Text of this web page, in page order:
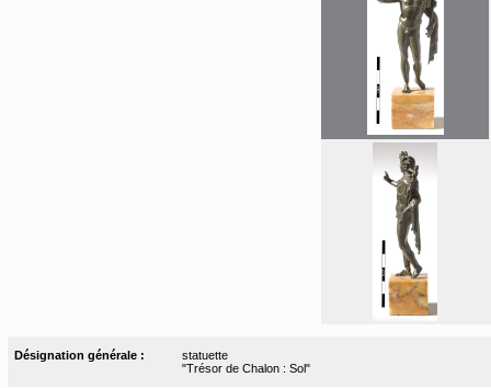
Désignation générale :
statuette
"Trésor de Chalon : Sol"